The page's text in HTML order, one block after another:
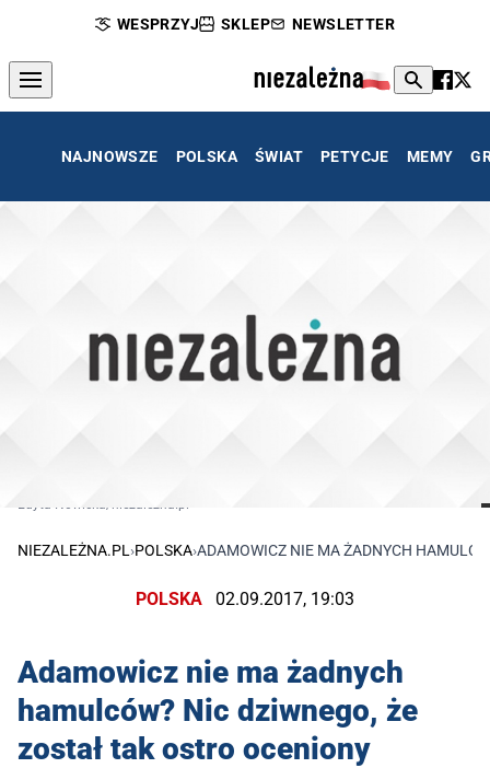
WESPRZYJ SKLEP NEWSLETTER
NAJNOWSZE POLSKA ŚWIAT PETYCJE MEMY
NIEZALEŻNA.PL ›POLSKA›ADAMOWICZ NIE MA ŻADNYCH
POLSKA 02.09.2017, 19:03
Adamowicz nie ma żadnych
hamulców? Nic dziwnego, że
został tak ostro oceniony